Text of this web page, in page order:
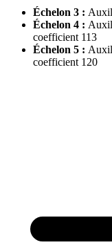
Échelon 3 :
Échelon 4 :
coefficient 113
Échelon 5 :
coefficient 120